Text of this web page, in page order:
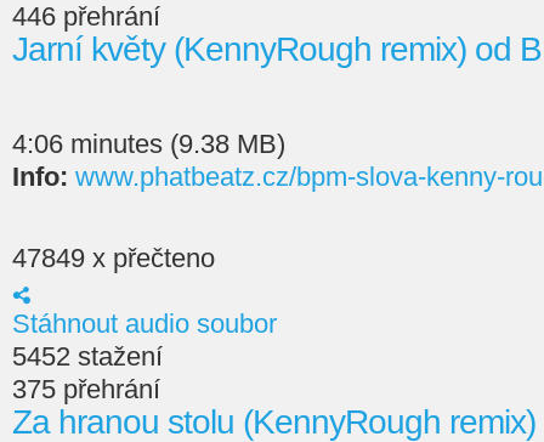
446 přehrání
Jarní květy (KennyRough remix) od
4:06 minutes (9.38 MB)
Info: www.phatbeatz.cz/bpm-slova-kenny-
47849 x přečteno
Stáhnout audio soubor
5452 stažení
375 přehrání
Za hranou stolu (KennyRough